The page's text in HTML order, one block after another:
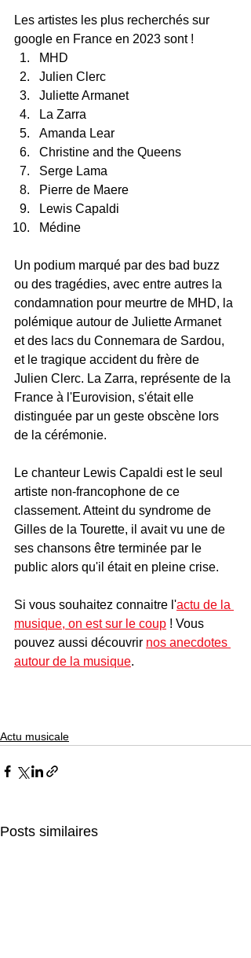
Les artistes les plus recherchés sur
google en France en 2023 sont !
MHD
Julien Clerc
Juliette Armanet
La Zarra
Amanda Lear
Christine and the Queens
Serge Lama
Pierre de Maere
Lewis Capaldi
Médine
Un podium marqué par des bad buzz
ou des tragédies, avec entre autres la
condamnation pour meurtre de MHD, la
polémique autour de Juliette Armanet
et des lacs du Connemara de Sardou,
et le tragique accident du frère de
Julien Clerc. La Zarra, représente de la
France à l'Eurovision, s'était elle
distinguée par un geste obscène lors
de la cérémonie.
Le chanteur Lewis Capaldi est le seul
artiste non-francophone de ce
classement. Atteint du syndrome de
Gilles de la Tourette, il avait vu une de
ses chansons être terminée par le
public alors qu'il était en pleine crise.
Si vous souhaitez connaitre l'actu de la
musique, on est sur le coup ! Vous
pouvez aussi découvrir nos anecdotes
autour de la musique.
Actu musicale
Posts similaires